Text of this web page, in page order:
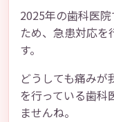
2025年の歯科医
ため、急患対応を
す。
どうしても痛み
を行っている歯科
ませんね。